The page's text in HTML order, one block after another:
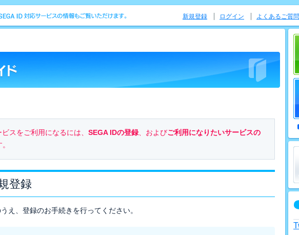
スをご利用になるには、 SEGA IDの登録、およびご利用になりたいサービスの
登録
え、登録のお手続きを行ってください。
新規登録 ログイン よくあるご質問